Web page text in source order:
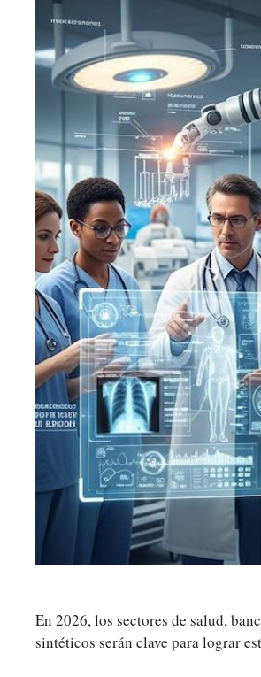
En 2026, los sectores de salud,
sintéticos serán clave para lograr